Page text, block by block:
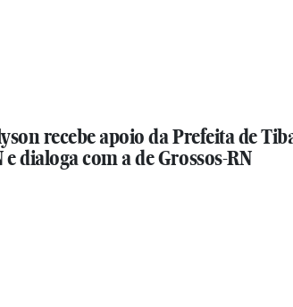
recebe apoio da Prefeita de
e dialoga com a de Grossos-RN